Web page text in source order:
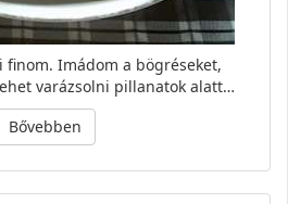
Imádom a bögréseket,
varázsolni pillanatok alatt…
Bővebben